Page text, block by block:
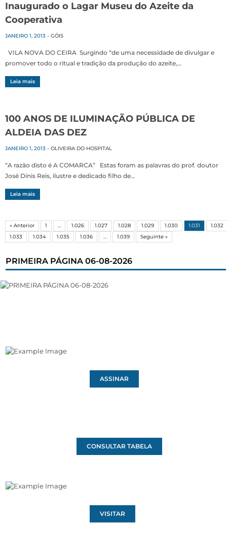
Inaugurado o Lagar Museu do Azeite da
Cooperativa
JANEIRO 1, 2013 - GÓIS
VILA NOVA DO CEIRA Surgindo “de uma necessidade de divulgar e
promover todo o ritual e tradição da produção do azeite,…
Leia mais
100 ANOS DE ILUMINAÇÃO PÚBLICA DE
ALDEIA DAS DEZ
JANEIRO 1, 2013 - OLIVEIRA DO HOSPITAL
“A razão disto é A COMARCA” Estas foram as palavras do prof. doutor
José Dinis Reis, ilustre e dedicado filho de…
Leia mais
« Anterior 1 … 1.026 1.027 1.028 1.029 1.030 1.031
1.032
1.033
1.034 1.035 1.036 … 1.039 Seguinte »
PRIMEIRA PÁGINA 06-08-2026
ASSINAR
CONSULTAR TABELA
VISITAR